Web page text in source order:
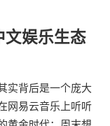
文娱乐生态
实背后是一个庞大
网易云音乐上听听